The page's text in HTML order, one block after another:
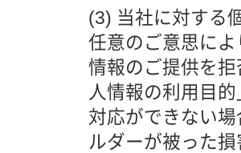
(3) 当社に対する
任意のご意思に
情報のご提供を
人情報の利用目
対応ができない
ルダーが被った